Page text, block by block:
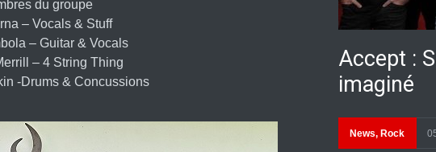
du groupe
– Vocals & Stuff
– Guitar & Vocals
– 4 String Thing
-Drums & Concussions
Accept :
imaginé
News, Rock